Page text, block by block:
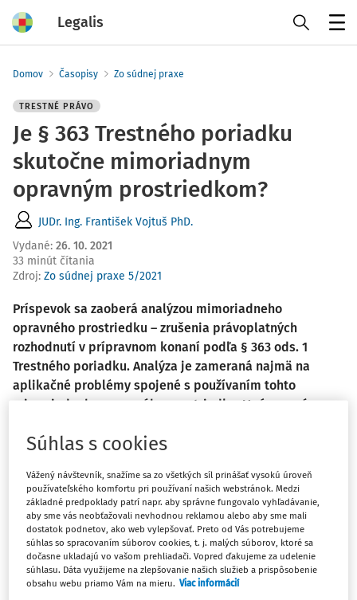
Legalis
Domov Časopisy Zo súdnej praxe
TRESTNÉ PRÁVO
Je § 363 Trestného poriadku
skutočne mimoriadnym
opravným prostriedkom?
JUDr. Ing. František Vojtuš PhD.
Vydané: 26. 10. 2021
33 minút čítania
Zdroj: Zo súdnej praxe 5/2021
Príspevok sa zaoberá analýzou mimoriadneho
opravného prostriedku – zrušenia právoplatných
rozhodnutí v prípravnom konaní podľa § 363 ods. 1
Trestného poriadku. Analýza je zameraná najmä na
aplikačné problémy spojené s používaním tohto
mimoriadneho opravného prostriedku. V závere sú
identifikovaných aplikačných problémov.
Jedným1) z nových inštitútov, ktoré zaviedla rekodifikácia
slovenského trestného konania vykonaná prijatím a
nadobudnutím účinnosti zákona č.301/2005 Z.z.Trestný
poriadok (ďalej aj "TP") bolo zavedenie nového
mimoriadneho opravného prostriedku v rámci predsúdnej
časti trestného konania - inštitútu zrušenia právoplatných
Súhlas s cookies
Vážený návštevník, snažíme sa zo všetkých síl prinášať vysokú úroveň
používateľského komfortu pri používaní našich webstránok. Medzi
základné predpoklady patrí napr. aby správne fungovalo vyhľadávanie,
aby sme vás neobťažovali nevhodnou reklamou alebo aby sme mali
dostatok podnetov, ako web vylepšovať. Preto od Vás potrebujeme
súhlas so spracovaním súborov cookies, t. j. malých súborov, ktoré sa
dočasne ukladajú vo vašom prehliadači. Vopred ďakujeme za udelenie
súhlasu. Dáta využijeme na zlepšovanie našich služieb a prispôsobenie
obsahu webu priamo Vám na mieru. Viac informácií